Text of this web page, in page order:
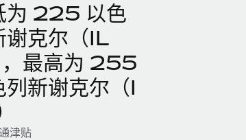
为 225 以色
谢克尔（IL
最高为 255
列新谢克尔（I
津贴